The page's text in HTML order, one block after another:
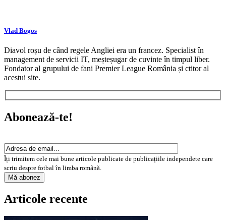
Vlad Bogos
Diavol roșu de când regele Angliei era un francez. Specialist în
management de servicii IT, meșteșugar de cuvinte în timpul liber.
Fondator al grupului de fani Premier League România și ctitor al
acestui site.
Abonează-te!
Îți trimitem cele mai bune articole publicate de publicațiile independete care
scriu despre fotbal în limba română.
Articole recente